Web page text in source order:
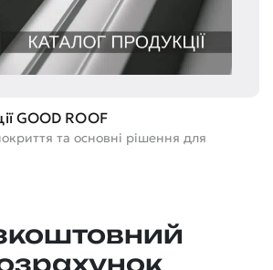
GOOD ROOF
та основні рішення для